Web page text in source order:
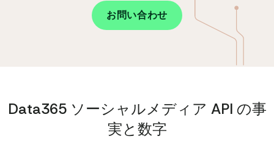
お問い合わせ
Data365 ソーシャルメディア API の事
実と数字